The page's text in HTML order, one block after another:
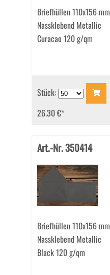
Briefhüllen 110x156 mm
Nassklebend Metallic
Curacao 120 g/qm
Stück:
26.30 €*
Art.-Nr. 350414
Briefhüllen 110x156 mm
Nassklebend Metallic
Black 120 g/qm